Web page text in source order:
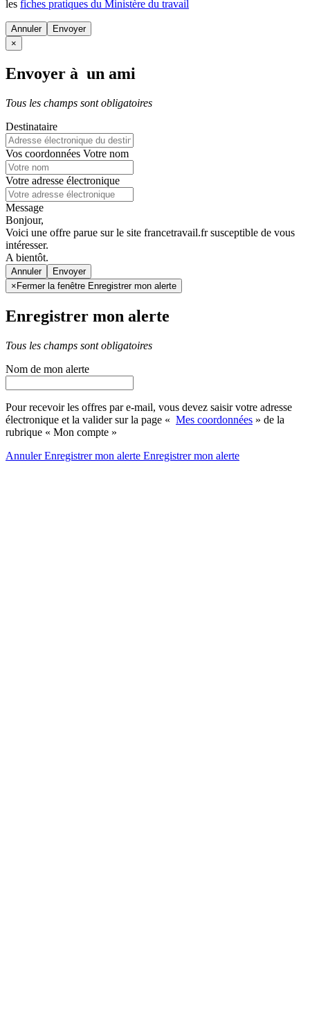
les fiches pratiques du Ministère du travail
Annuler
×
Envoyer à un ami
Tous les champs sont obligatoires
Destinataire
Vos coordonnées Votre nom
Votre adresse électronique
Message
Bonjour,
Voici une offre parue sur le site francetravail.fr susceptible de vous
intéresser.
A bientôt.
Annuler
× Fermer la fenêtre Enregistrer mon alerte
Enregistrer mon alerte
Tous les champs sont obligatoires
Nom de mon alerte
Pour recevoir les offres par e-mail, vous devez saisir votre adresse
électronique et la valider sur la page « Mes coordonnées » de la
rubrique « Mon compte »
AnnulerEnregistrer mon alerte Enregistrermon alerte